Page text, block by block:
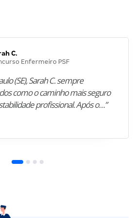
C.
Enfermeiro PSF
(SE), Sarah C. sempre
como o caminho mais seguro
profissional. Após o…”